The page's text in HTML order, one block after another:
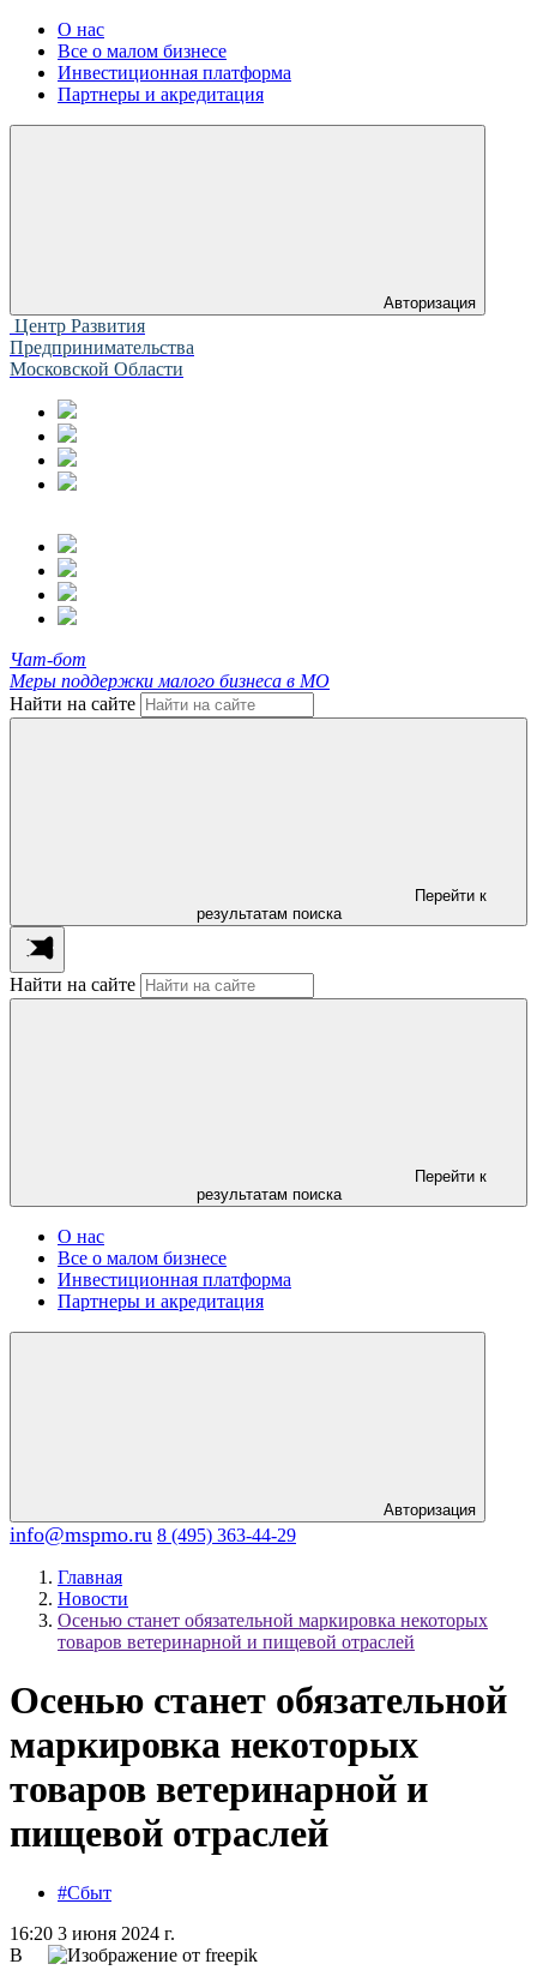
О нас
Все о малом бизнесе
Инвестиционная платформа
Партнеры и акредитация
Авторизация
Центр Развития
Предпринимательства
Московской Области
Чат-бот
Меры поддержки малого бизнеса в МО
Найти на сайте
Перейти к
результатам поиска
Найти на сайте
Перейти к
результатам поиска
О нас
Все о малом бизнесе
Инвестиционная платформа
Партнеры и акредитация
Авторизация
info@mspmo.ru 8 (495) 363-44-29
Главная
Новости
Осенью станет обязательной маркировка некоторых
товаров ветеринарной и пищевой отраслей
Осенью станет обязательной
маркировка некоторых
товаров ветеринарной и
пищевой отраслей
#Сбыт
16:20 3 июня 2024 г.
В